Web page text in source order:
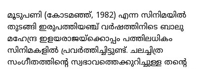
മൂടുപണി (കോടമഞ്ഞ്, 1982) എന്ന സിനിമയിൽ
തുടങ്ങി ഇരുപത്തിയഞ്ച് വർഷത്തിനിടെ ബാലു
മഹേന്ദ്ര ഇളയരാജയ്‌ക്കൊപ്പം പത്തിലധികം
സിനിമകളിൽ പ്രവർത്തിച്ചിട്ടുണ്ട്. ചലച്ചിത്ര
സംഗീതത്തിന്റെ സ്വഭാവത്തെക്കുറിച്ചുള്ള തന്റെ